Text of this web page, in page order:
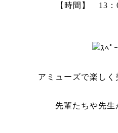
【時間】 13：
アミューズで楽し
先輩たちや先